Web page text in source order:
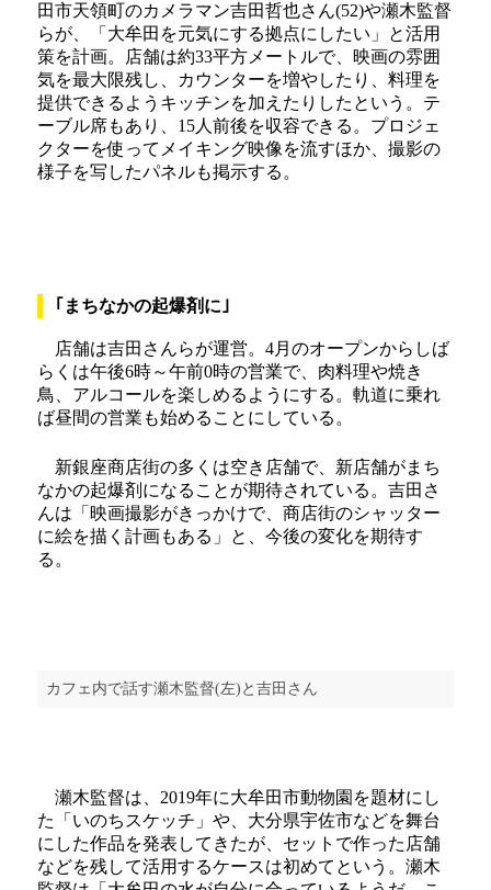
田市天領町のカメラマン吉田哲也さん(52)や瀬木監督
らが、「大牟田を元気にする拠点にしたい」と活用
策を計画。店舗は約33平方メートルで、映画の雰囲
気を最大限残し、カウンターを増やしたり、料理を
提供できるようキッチンを加えたりしたという。テ
ーブル席もあり、15人前後を収容できる。プロジェ
クターを使ってメイキング映像を流すほか、撮影の
様子を写したパネルも掲示する。
｢まちなかの起爆剤に｣
店舗は吉田さんらが運営。4月のオープンからしば
らくは午後6時～午前0時の営業で、肉料理や焼き
鳥、アルコールを楽しめるようにする。軌道に乗れ
ば昼間の営業も始めることにしている。
新銀座商店街の多くは空き店舗で、新店舗がまち
なかの起爆剤になることが期待されている。吉田さ
んは「映画撮影がきっかけで、商店街のシャッター
に絵を描く計画もある」と、今後の変化を期待す
る。
カフェ内で話す瀬木監督(左)と吉田さん
瀬木監督は、2019年に大牟田市動物園を題材にし
た「いのちスケッチ」や、大分県宇佐市などを舞台
にした作品を発表してきたが、セットで作った店舗
などを残して活用するケースは初めてという。瀬木